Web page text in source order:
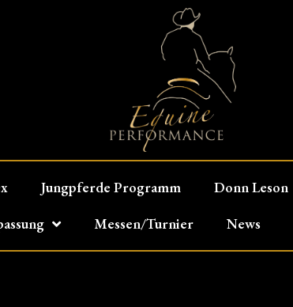
Jungpferde Programm Donn Leson
Messen/Turnier News